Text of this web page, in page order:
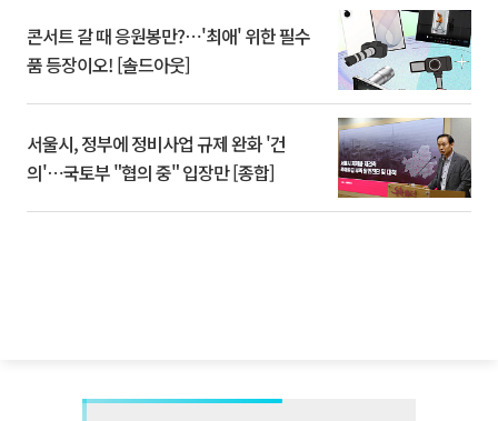
콘서트 갈 때 응원봉만?⋯'최애' 위한 필수
품 등장이오! [솔드아웃]
서울시, 정부에 정비사업 규제 완화 '건
의'⋯국토부 "협의 중" 입장만 [종합]